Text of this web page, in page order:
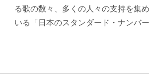
る歌の数々、多くの人々の支持を集
いる「日本のスタンダード・ナンバ